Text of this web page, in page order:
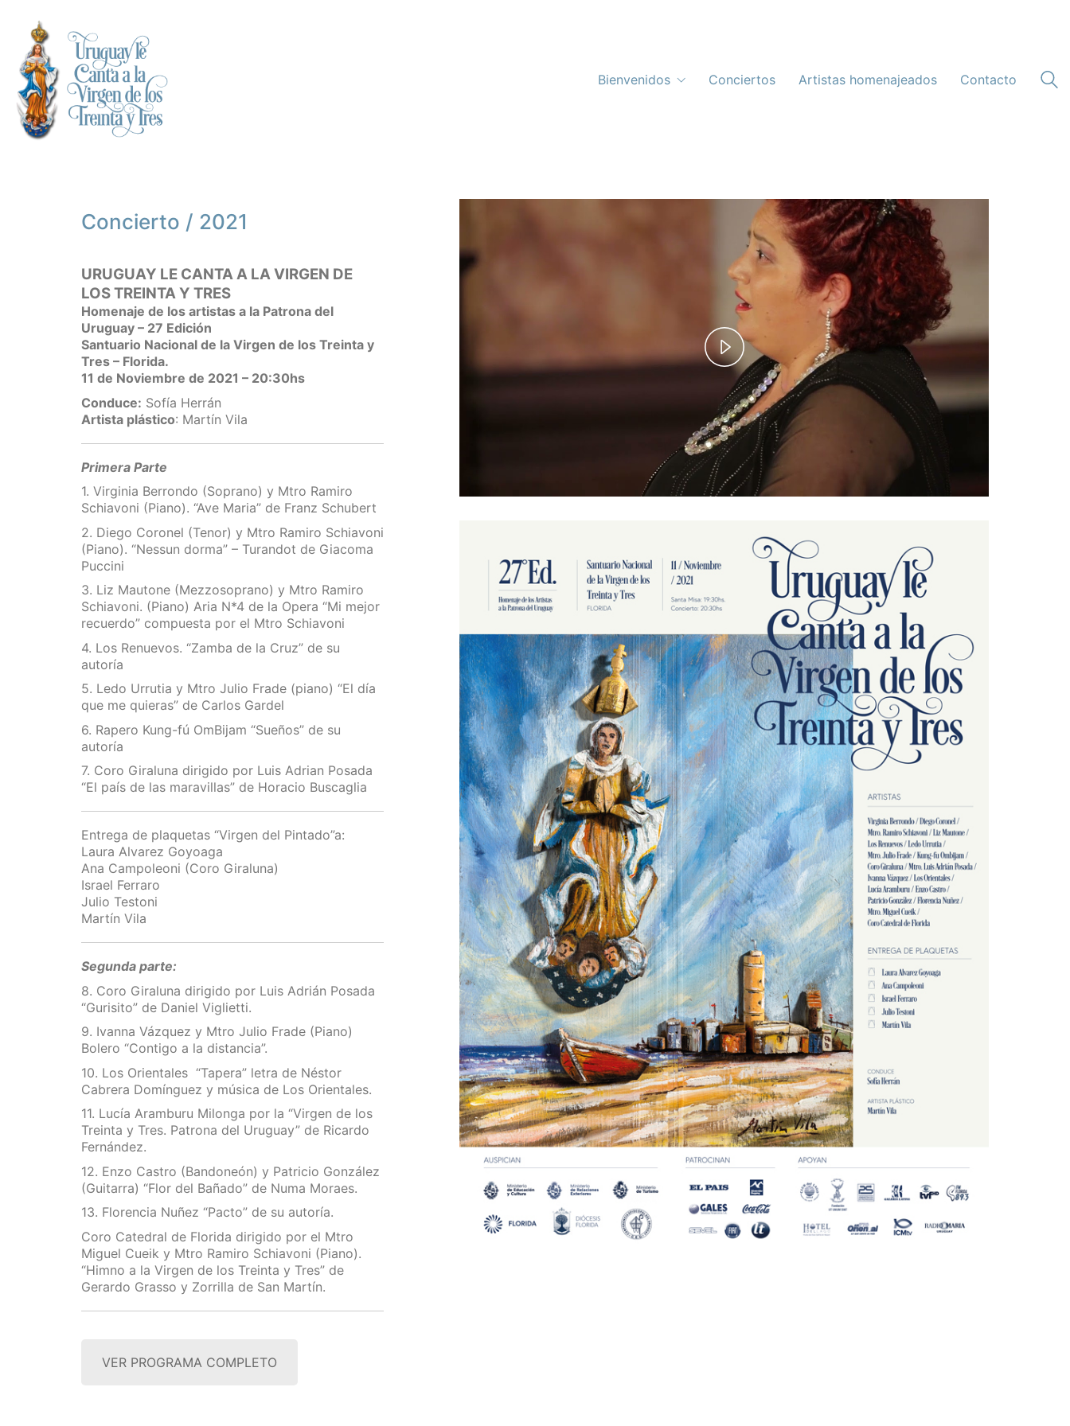
Bienvenidos Conciertos Artistas homenajeados Contacto
Concierto / 2021
URUGUAY LE CANTA A LA VIRGEN DE
LOS TREINTA Y TRES
Homenaje de los artistas a la Patrona del
Uruguay – 27 Edición
Santuario Nacional de la Virgen de los Treinta y
Tres – Florida.
11 de Noviembre de 2021 – 20:30hs
Conduce: Sofía Herrán
Artista plástico: Martín Vila
Primera Parte
1. Virginia Berrondo (Soprano) y Mtro Ramiro
Schiavoni (Piano). “Ave Maria” de Franz Schubert
2. Diego Coronel (Tenor) y Mtro Ramiro Schiavoni
(Piano). “Nessun dorma” – Turandot de Giacoma
Puccini
3. Liz Mautone (Mezzosoprano) y Mtro Ramiro
Schiavoni. (Piano) Aria N*4 de la Opera “Mi mejor
recuerdo” compuesta por el Mtro Schiavoni
4. Los Renuevos. “Zamba de la Cruz” de su
autoría
5. Ledo Urrutia y Mtro Julio Frade (piano) “El día
que me quieras” de Carlos Gardel
6. Rapero Kung-fú OmBijam “Sueños” de su
autoría
7. Coro Giraluna dirigido por Luis Adrian Posada
“El país de las maravillas” de Horacio Buscaglia
Entrega de plaquetas “Virgen del Pintado”a:
Laura Alvarez Goyoaga
Ana Campoleoni (Coro Giraluna)
Israel Ferraro
Julio Testoni
Martín Vila
Segunda parte:
8. Coro Giraluna dirigido por Luis Adrián Posada
“Gurisito” de Daniel Viglietti.
9. Ivanna Vázquez y Mtro Julio Frade (Piano)
Bolero “Contigo a la distancia”.
10. Los Orientales “Tapera” letra de Néstor
Cabrera Domínguez y música de Los Orientales.
11. Lucía Aramburu Milonga por la “Virgen de los
Treinta y Tres. Patrona del Uruguay” de Ricardo
Fernández.
12. Enzo Castro (Bandoneón) y Patricio González
(Guitarra) “Flor del Bañado” de Numa Moraes.
13. Florencia Nuñez “Pacto” de su autoría.
Coro Catedral de Florida dirigido por el Mtro
Miguel Cueik y Mtro Ramiro Schiavoni (Piano).
“Himno a la Virgen de los Treinta y Tres” de
Gerardo Grasso y Zorrilla de San Martín.
VER PROGRAMA COMPLETO
Play
Video